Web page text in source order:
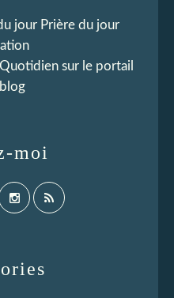
jour Prière du jour
Quotidiensur le portail
moi